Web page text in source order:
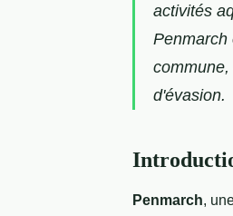
activités
Penmarch
d'évasion.
Penmarch,